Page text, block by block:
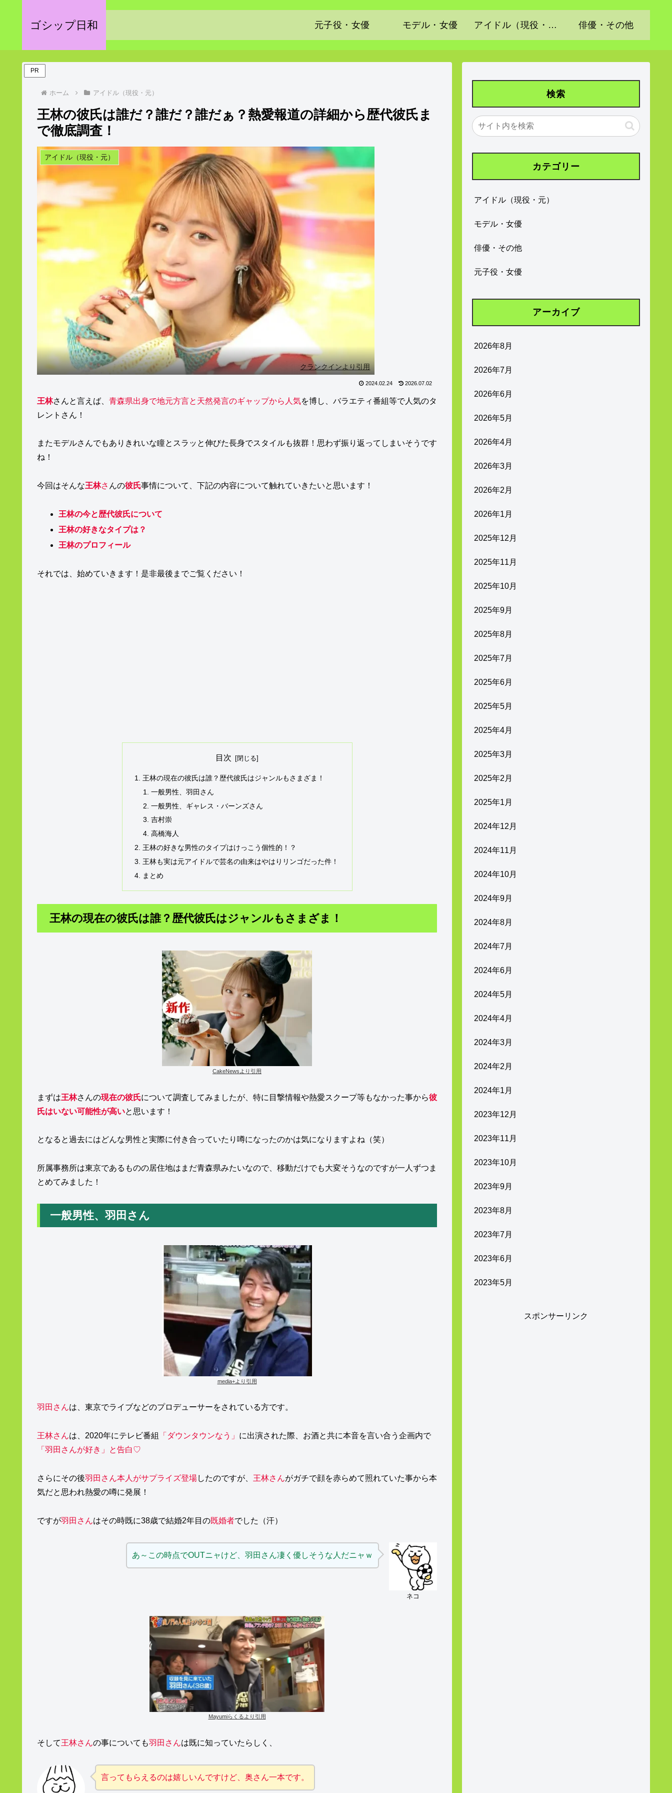
ゴシップ日和 元子役・女優 モデル・女優 アイドル（現役・元） 俳優・その他
PR
ホーム アイドル（現役・元）
王林の彼氏は誰だ？誰だ？誰だぁ？熱愛報道の詳細から歴代彼氏ま
で徹底調査！
アイドル（現役・元）
クランクインより引用
2024.02.24 2026.07.02
王林さんと言えば、 青森県出身で地元方言と天然発言のギャップから人気を博し、バラエティ番組等で人気のタ
レントさん！
またモデルさんでもありきれいな瞳とスラッと伸びた長身でスタイルも抜群！思わず振り返ってしまいそうです
ね！
今回はそんな王林さ んの彼氏事情について、下記の内容について触れていきたいと思います！
王林の今と歴代彼氏について
王林の好きなタイプは？
王林のプロフィール
それでは、始めていきます！是非最後までご覧ください！
目次
王林の現在の彼氏は誰？歴代彼氏はジャンルもさまざま！
一般男性、羽田さん
一般男性、ギャレス・バーンズさん
吉村崇
高橋海人
王林の好きな男性のタイプはけっこう個性的！？
王林も実は元アイドルで芸名の由来はやはりリンゴだった件！
まとめ
王林の現在の彼氏は誰？歴代彼氏はジャンルもさまざま！
CakeNewsより引用
まずは王林さんの現在の彼氏について調査してみましたが、特に目撃情報や熱愛スクープ等もなかった事から彼
氏はいない可能性が高いと思います！
となると過去にはどんな男性と実際に付き合っていたり噂になったのかは気になりますよね（笑）
所属事務所は東京であるものの居住地はまだ青森県みたいなので、移動だけでも大変そうなのですが一人ずつま
とめてみました！
一般男性、羽田さん
media+より引用
羽田さんは、東京でライブなどのプロデューサーをされている方です。
王林さんは、2020年にテレビ番組 「ダウンタウンなう」 に出演された際、お酒と共に本音を言い合う企画内で
「羽田さんが好き」と告白♡
さらにその後羽田さん本人がサプライズ登場したのですが、 王林さんがガチで顔を赤らめて照れていた事から本
気だと思われ熱愛の噂に発展！
ですが羽田さんはその時既に38歳で結婚2年目の既婚者でした（汗）
ネコ
あ～この時点でOUTニャけど、羽田さん凄く優しそうな人だニャｗ
Mayumiらくるより引用
そして王林さんの事についても羽田さんは既に知っていたらしく、
言ってもらえるのは嬉しいんですけど、奥さん一本です。
検索
カテゴリー
アイドル（現役・元）
モデル・女優
俳優・その他
元子役・女優
アーカイブ
2026年8月
2026年7月
2026年6月
2026年5月
2026年4月
2026年3月
2026年2月
2026年1月
2025年12月
2025年11月
2025年10月
2025年9月
2025年8月
2025年7月
2025年6月
2025年5月
2025年4月
2025年3月
2025年2月
2025年1月
2024年12月
2024年11月
2024年10月
2024年9月
2024年8月
2024年7月
2024年6月
2024年5月
2024年4月
2024年3月
2024年2月
2024年1月
2023年12月
2023年11月
2023年10月
2023年9月
2023年8月
2023年7月
2023年6月
2023年5月
スポンサーリンク